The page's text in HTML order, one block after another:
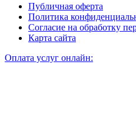
Публичная оферта
Политика
Согласие на обработку
Карта сайта
Оплата услуг онлайн: